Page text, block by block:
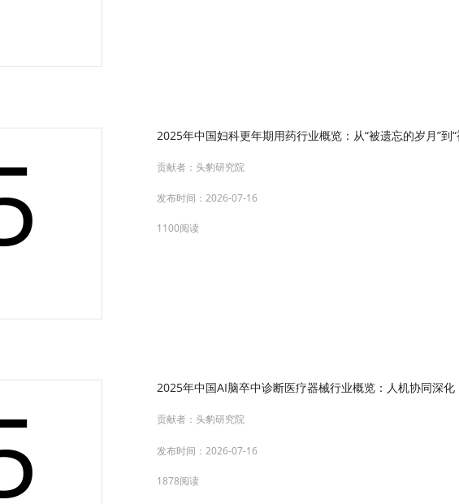
2025年中国妇科更年期用药行业概览：从“被遗忘的岁月”
贡献者：头豹研究院
发布时间：2026-07-16
1100阅读
2025年中国AI脑卒中诊断医疗器械行业概览：人机协同深
贡献者：头豹研究院
发布时间：2026-07-16
1878阅读